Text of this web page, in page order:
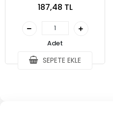
187,48 TL
Adet
SEPETE EKLE